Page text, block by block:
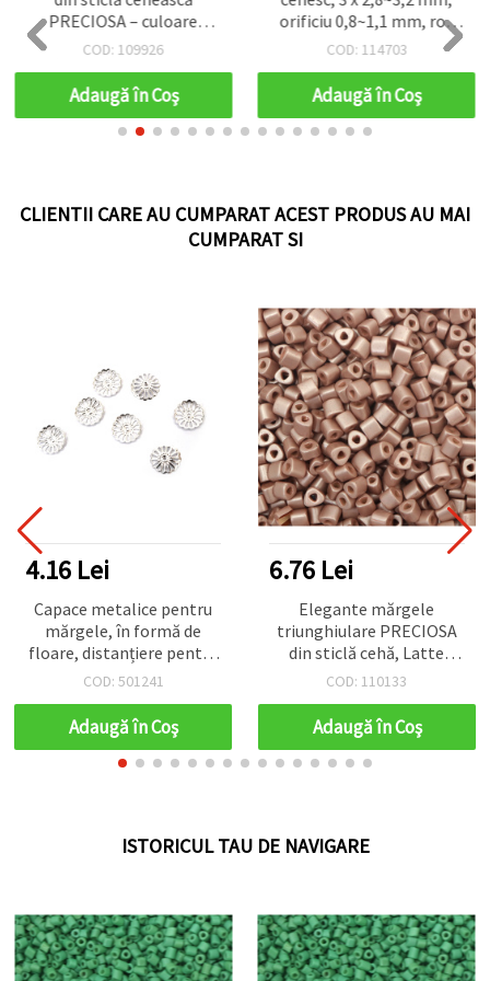
PRECIOSA – culoare
muștar, 3,4 x 3,4 mm,
opace, 20 g (aprox. 320
buc.) – ideale pentru
bijuterii handmade și craft
COD: 109926
Adaugă în Coş
orificiu 0,8~1,1 mm, roz
pastel pal, opac, 15 g
COD: 114703
Adaugă în Coş
CLIENTII CARE AU CUMPARAT ACEST PRODUS AU MAI
CUMPARAT SI
4.16 Lei
Capace metalice pentru
mărgele, în formă de
floare, distanțiere pentru
bijuterii handmade, 15x2
bucăți
COD: 501241
Adaugă în Coş
6.76 Lei
Elegante mărgele
triunghiulare PRECIOSA
din sticlă cehă, Latte
Opac cu luciu, 7x6 mm,
– perfecte pentru bijuterii
handmade, beadwork și
proiecte DIY – 15 g (~38
COD: 110133
Adaugă în Coş
ISTORICUL TAU DE NAVIGARE